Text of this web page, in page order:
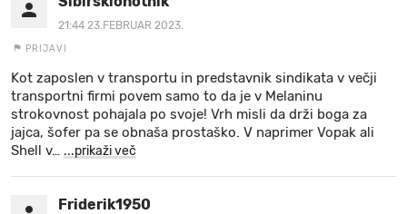
21:44 23.FEBRUAR 2023.
PRIJAVI
Kot zaposlen v transportu in predstavnik sindikata v večji
transportni firmi povem samo to da je v Melaninu
strokovnost pohajala po svoje! Vrh misli da drži boga za
jajca, šofer pa se obnaša prostaško. V naprimer Vopak ali
Shell v… ...prikaži več
Friderik1950